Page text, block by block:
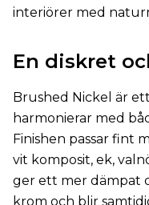
interiörer med
En diskret
Brushed Nickel är
harmonierar med
Finishen passar fint
vit komposit, ek,
ger ett mer dämpat
krom och blir